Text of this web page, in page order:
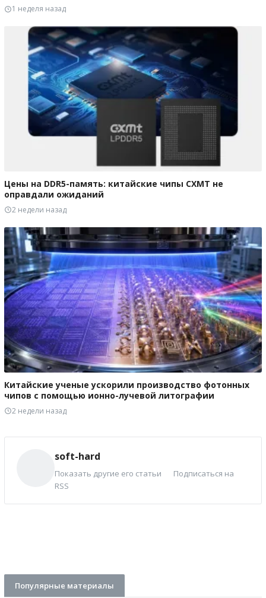
1 неделя назад
Цены на DDR5-память: китайские чипы CXMT не
оправдали ожиданий
2 недели назад
Китайские ученые ускорили производство фотонных
чипов с помощью ионно-лучевой литографии
2 недели назад
soft-hard
Показать другие его статьи
Подписаться на
RSS
Популярные материалы